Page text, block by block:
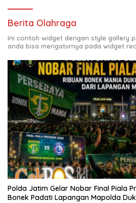
Berita Olahraga
Ini contoh widget dengan style gallery
anda bisa mengaturnya pada widget
Polda Jatim Gelar Nobar Final Piala
Bonek Padati Lapangan Mapolda